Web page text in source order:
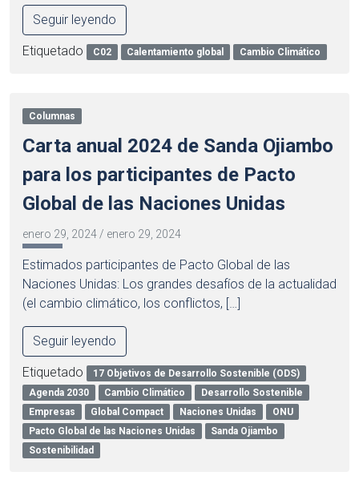
Seguir leyendo
Etiquetado C02 Calentamiento global Cambio Climático
Columnas
Carta anual 2024 de Sanda Ojiambo
para los participantes de Pacto
Global de las Naciones Unidas
enero 29, 2024 / enero 29, 2024
Estimados participantes de Pacto Global de las
Naciones Unidas: Los grandes desafíos de la actualidad
(el cambio climático, los conflictos, […]
Seguir leyendo
Etiquetado
17 Objetivos de Desarrollo Sostenible (ODS)
Agenda 2030
Cambio Climático
Desarrollo Sostenible
Empresas
Global Compact Naciones Unidas
ONU
Pacto Global de las Naciones Unidas
Sanda Ojiambo
Sostenibilidad